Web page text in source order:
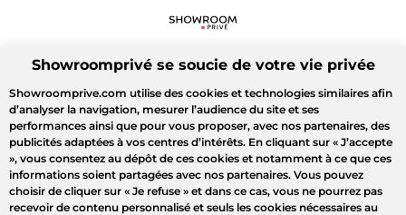
Showroomprivé se soucie de votre vie privée
Showroomprive.com utilise des cookies et technologies similaires afin
d’analyser la navigation, mesurer l’audience du site et ses
performances ainsi que pour vous proposer, avec nos partenaires, des
publicités adaptées à vos centres d’intérêts. En cliquant sur « J’accepte
», vous consentez au dépôt de ces cookies et notamment à ce que ces
informations soient partagées avec nos partenaires. Vous pouvez
choisir de cliquer sur « Je refuse » et dans ce cas, vous ne pourrez pas
recevoir de contenu personnalisé et seuls les cookies nécessaires au